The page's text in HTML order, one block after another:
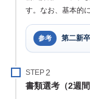
す。なお、基本的
参考 第二新
STEP
書類選考（2週間